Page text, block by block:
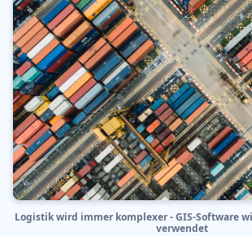
Logistik wird immer komplexer - GIS-Software
verwendet